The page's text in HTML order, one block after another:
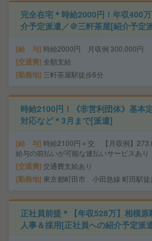
完全在宅＊時給2000円！年収400
介予定派遣／＠三軒茶屋[紹介予定
給 与 時給2000円 月収例 300,000円
交通費 全額支給
勤務地 三軒茶屋駅徒歩6分
時給2100円！《非営利団体》基本
対応など＊3月まで[派遣]
給 与 時給2100円＋交 【月収例】
給与の前払いが可能な速払いサービスあり
交通費 交通費支給あり
勤務地 東京都町田市 小田急線 町田駅徒
正社員前提＊【年収528万】相模原
人事＆採用[正社員への紹介予定派